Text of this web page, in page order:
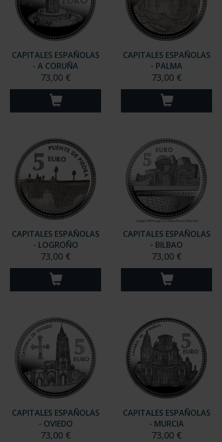
CAPITALES ESPAÑOLAS
- A CORUÑA
73,00 €
CAPITALES ESPAÑOLAS
- PALMA
73,00 €
CAPITALES ESPAÑOLAS
- LOGROÑO
73,00 €
CAPITALES ESPAÑOLAS
- BILBAO
73,00 €
CAPITALES ESPAÑOLAS
- OVIEDO
73,00 €
CAPITALES ESPAÑOLAS
- MURCIA
73,00 €